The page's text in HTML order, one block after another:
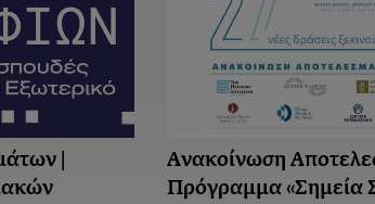
|
Ανακοίνωση
Πρόγραμμα «Σημεία